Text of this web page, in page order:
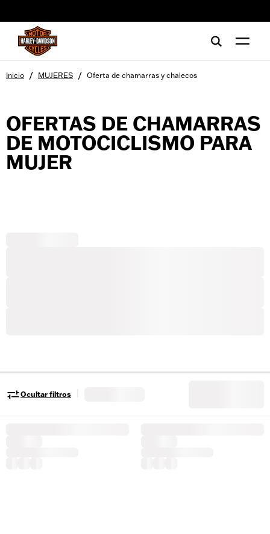
Inicio / MUJERES / Oferta de chamarras y chalecos
OFERTAS DE CHAMARRAS
DE MOTOCICLISMO PARA
MUJER
Ocultar filtros